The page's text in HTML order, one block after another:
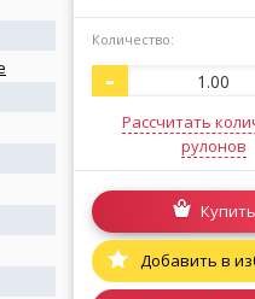
Количество:
-
Рассчитать
рулонов
Купить
Добавить в